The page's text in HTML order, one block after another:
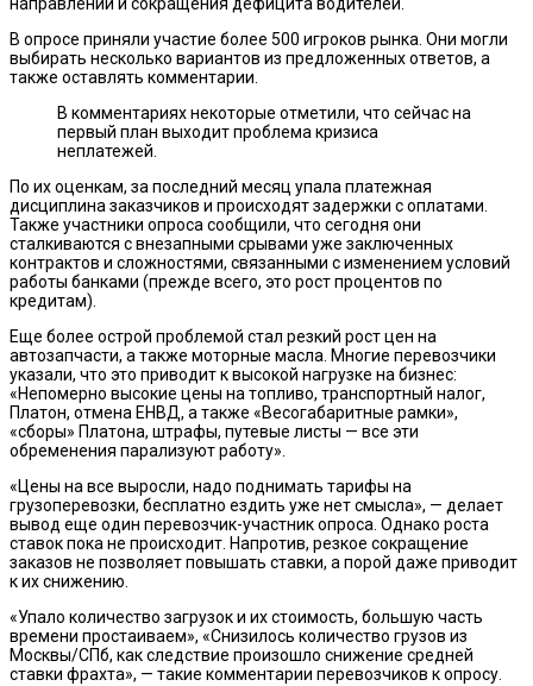
В опросе приняли участие более 500 игроков рынка. Они могли
выбирать несколько вариантов из предложенных ответов, а
также оставлять комментарии.
В комментариях некоторые отметили, что сейчас на
первый план выходит проблема кризиса
неплатежей.
По их оценкам, за последний месяц упала платежная
дисциплина заказчиков и происходят задержки с оплатами.
Также участники опроса сообщили, что сегодня они
сталкиваются с внезапными срывами уже заключенных
контрактов и сложностями, связанными с изменением условий
работы банками (прежде всего, это рост процентов по
кредитам).
Еще более острой проблемой стал резкий рост цен на
автозапчасти, а также моторные масла. Многие перевозчики
указали, что это приводит к высокой нагрузке на бизнес:
«Непомерно высокие цены на топливо, транспортный налог,
Платон, отмена ЕНВД, а также «Весогабаритные рамки»,
«сборы» Платона, штрафы, путевые листы — все эти
обременения парализуют работу».
«Цены на все выросли, надо поднимать тарифы на
грузоперевозки, бесплатно ездить уже нет смысла», — делает
вывод еще один перевозчик-участник опроса. Однако роста
ставок пока не происходит. Напротив, резкое сокращение
заказов не позволяет повышать ставки, а порой даже приводит
к их снижению.
«Упало количество загрузок и их стоимость, большую часть
времени простаиваем», «Снизилось количество грузов из
Москвы/СПб, как следствие произошло снижение средней
ставки фрахта», — такие комментарии перевозчиков к опросу.